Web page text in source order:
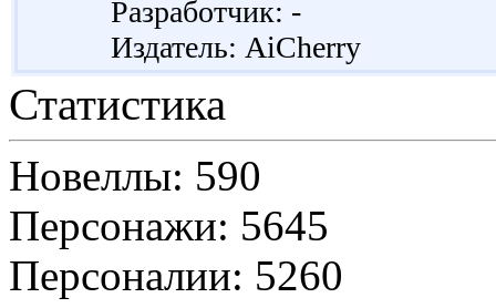
Разработчик: -
Издатель: AiCherry
Статистика
Новеллы: 590
Персонажи: 5645
Персоналии: 5260